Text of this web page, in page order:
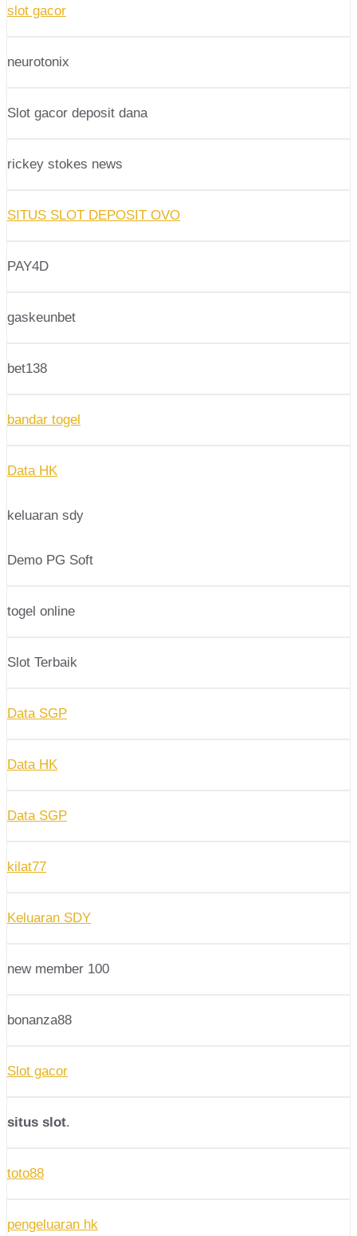
slot gacor
neurotonix
Slot gacor deposit dana
rickey stokes news
SITUS SLOT DEPOSIT OVO
PAY4D
gaskeunbet
bet138
bandar togel
Data HK
keluaran sdy
Demo PG Soft
togel online
Slot Terbaik
Data SGP
Data HK
Data SGP
kilat77
Keluaran SDY
new member 100
bonanza88
Slot gacor
situs slot.
toto88
pengeluaran hk